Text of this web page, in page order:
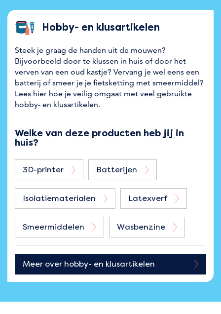
Hobby- en klusartikelen
Steek je graag de handen uit de mouwen?
Bijvoorbeeld door te klussen in huis of door het
verven van een oud kastje? Vervang je wel eens een
batterij of smeer je je fietsketting met smeermiddel?
Lees hier hoe je veilig omgaat met veel gebruikte
hobby- en klusartikelen.
Welke van deze producten heb jij in
huis?
3D-printer Batterijen
Isolatiematerialen Latexverf
Smeermiddelen Wasbenzine
Meer over hobby- en klusartikelen